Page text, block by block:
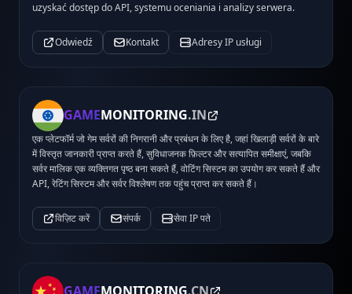
uzyskać dostęp do API, systemu oceniania i analizy serwera.
Odwiedź Kontakt Adresy IP usługi
GAMEMONITORING.IN
एक प्लेटफॉर्म जो गेम सर्वरों की निगरानी और प्रबंधन के लिए है, जहां खिलाड़ी सर्वरों के बारे
में विस्तृत जानकारी प्राप्त करते हैं, सुविधाजनक फ़िल्टर और सत्यापित समीक्षाएं, जबकि
सर्वर मालिक एक व्यक्तिगत पृष्ठ बना सकते हैं, वोटिंग सिस्टम का उपयोग कर सकते हैं और
API, रेटिंग सिस्टम और सर्वर विश्लेषण तक पहुंच प्राप्त कर सकते हैं।
विज़िट करें संपर्क सेवा IP पते